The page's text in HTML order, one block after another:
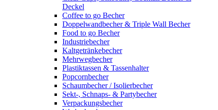
Deckel
Coffee to go Becher
Doppelwandbecher & Triple Wall Becher
Food to go Becher
Industriebecher
Kaltgetränkebecher
Mehrwegbecher
Plastiktassen & Tassenhalter
Popcornbecher
Schaumbecher / Isolierbecher
Sekt-, Schnaps- & Partybecher
Verpackungsbecher